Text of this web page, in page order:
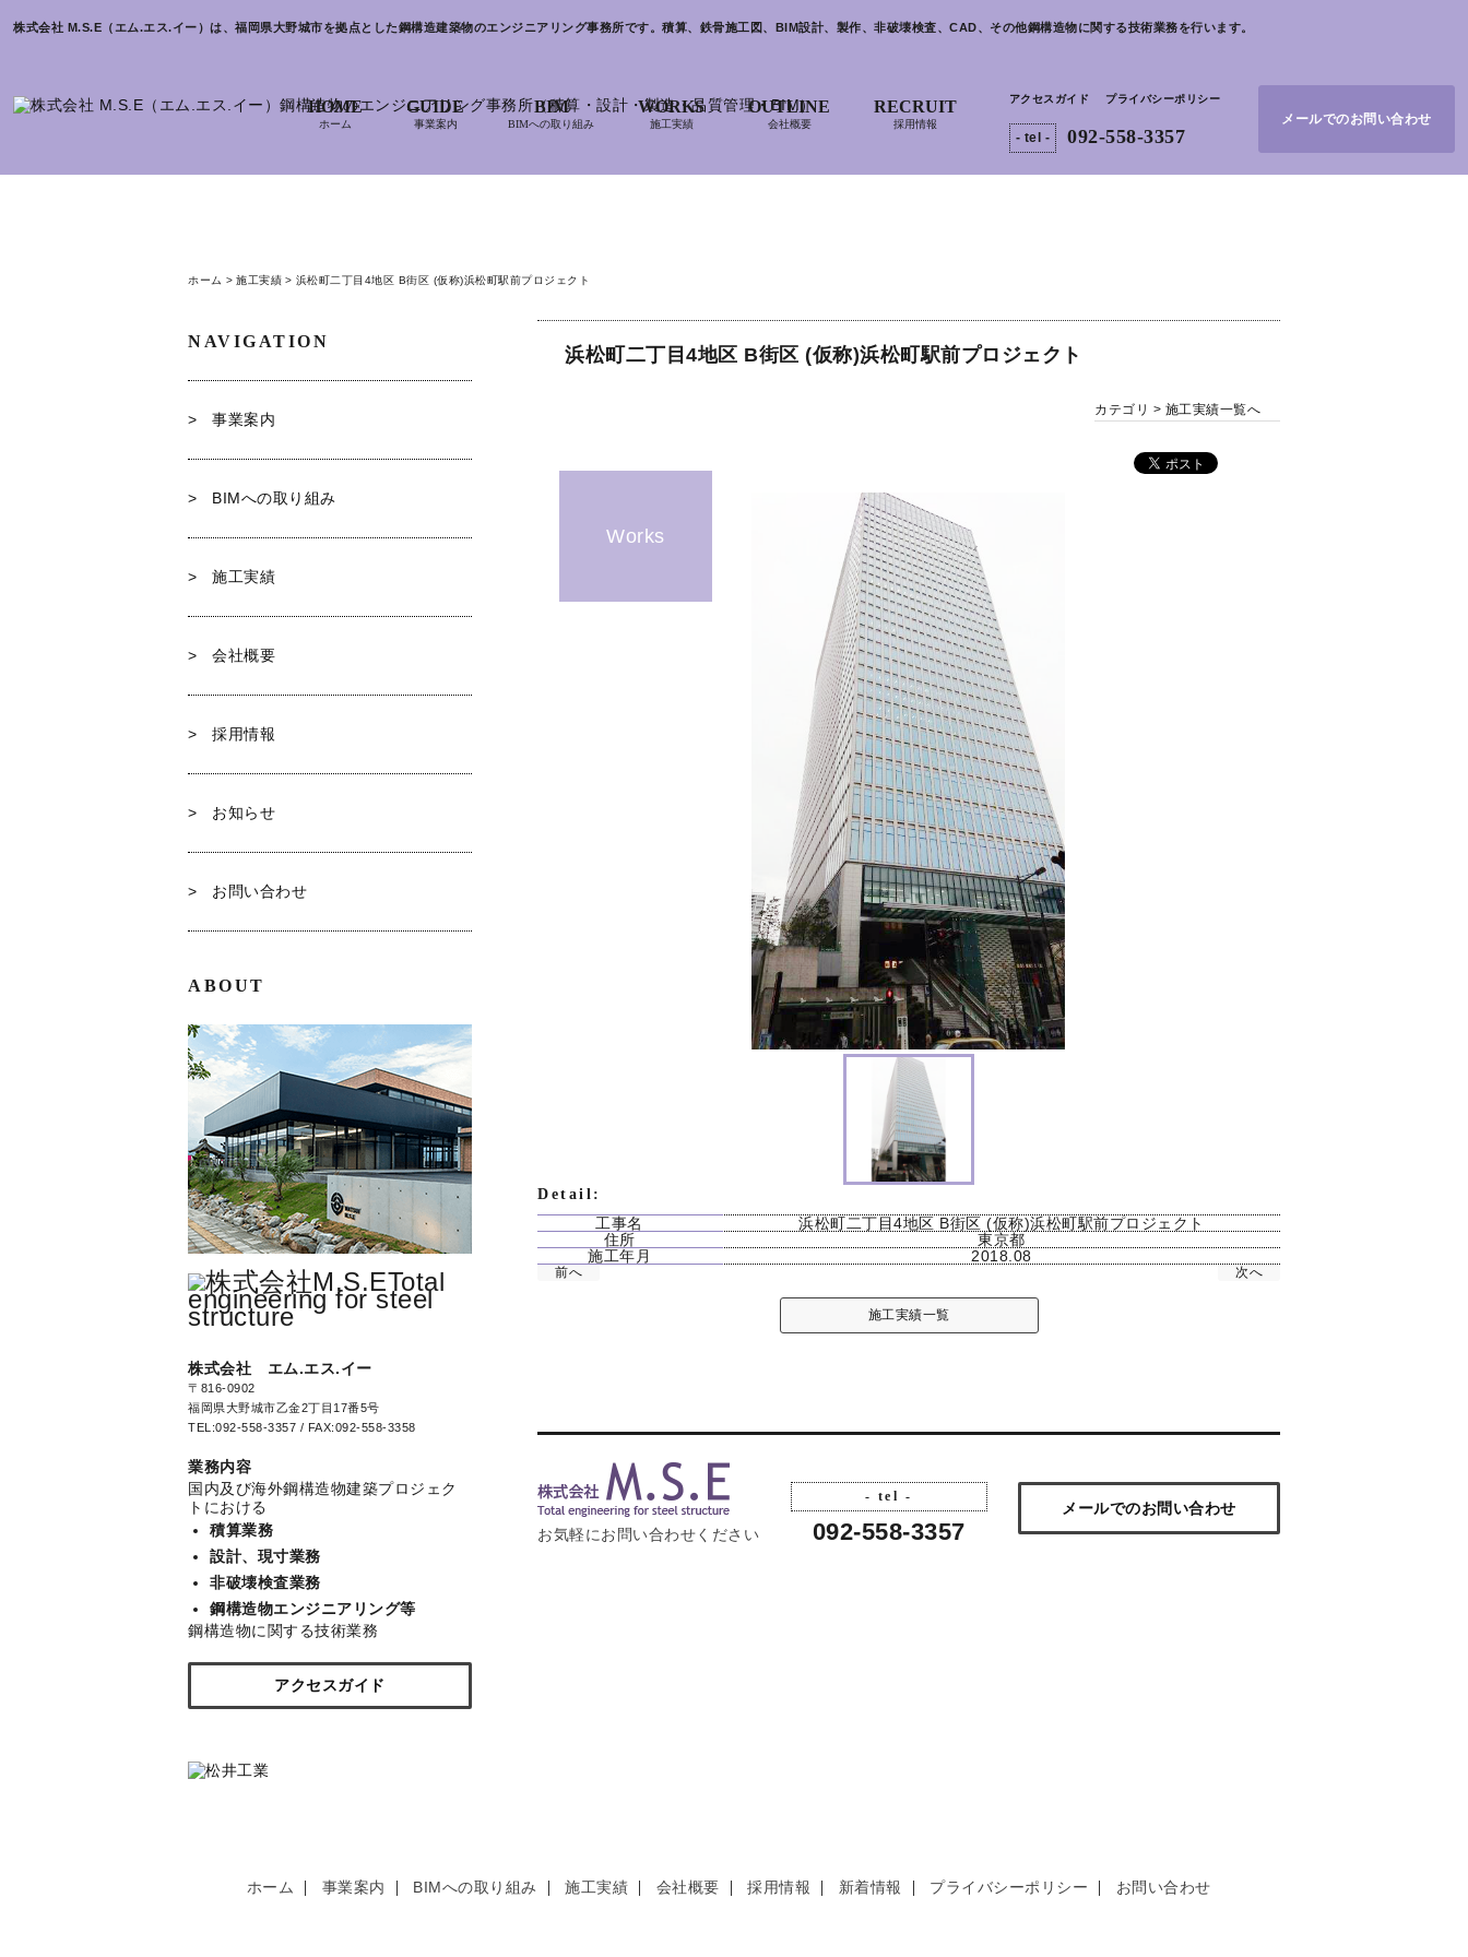
HOME
ホーム
GUIDE
事業案内
BIM
BIMへの取り組み
WORKS
施工実績
OUTLINE
会社概要
RECRUIT
採用情報
アクセスガイド プライバシーポリシー
- tel - 092-558-3357
メールでのお問い合わせ
株式会社 M.S.E（エム.エス.イー）は、福岡県大野城市を拠点とした鋼構造建築物のエンジニアリング事務所です。積算、鉄骨施工図、BIM設計、製作、非破壊検査、CAD、その他鋼構造物に関する技術業務を行います。
ホーム 施工実績 浜松町二丁目4地区 B街区 (仮称)浜松町駅前プロジェクト
浜松町二丁目4地区 B街区 (仮称)浜松町駅前プロジェクト
カテゴリ > 施工実績一覧へ
Detail:
工事名
浜松町二丁目4地区 B街区 (仮称)浜松町駅前プロジェクト
住所
東京都
施工年月
2018.08
前へ 次へ
施工実績一覧
お気軽にお問い合わせください
- tel -
092-558-3357
メールでのお問い合わせ
NAVIGATION
事業案内
BIMへの取り組み
施工実績
会社概要
採用情報
お知らせ
お問い合わせ
ABOUT
株式会社 エム.エス.イー
〒816-0902
福岡県大野城市乙金2丁目17番5号
TEL:092-558-3357 / FAX:092-558-3358
業務内容
国内及び海外鋼構造物建築プロジェク
トにおける
積算業務
設計、現寸業務
非破壊検査業務
鋼構造物エンジニアリング等
鋼構造物に関する技術業務
アクセスガイド
ホーム 事業案内 BIMへの取り組み 施工実績 会社概要 採用情報 新着情報 プライバシーポリシー お問い合わせ